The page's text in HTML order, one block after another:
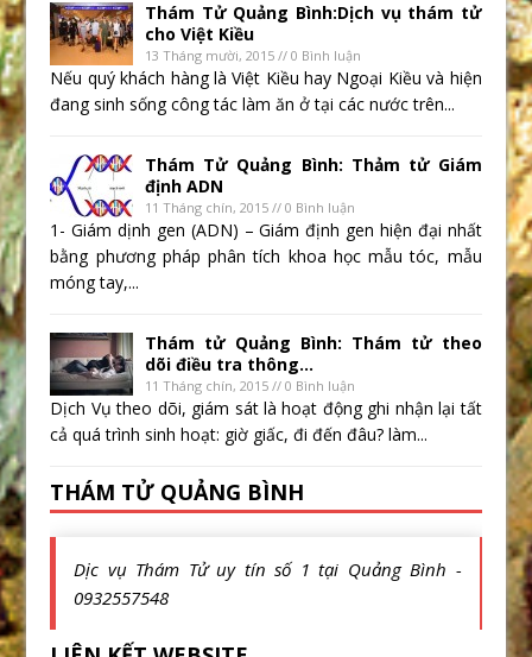
Thám Tử Quảng Bình:Dịch vụ thám tử
cho Việt Kiều
13 Tháng mười, 2015 // 0 Bình luận
Nếu quý khách hàng là Việt Kiều hay Ngoại Kiều và hiện
đang sinh sống công tác làm ăn ở tại các nước trên...
Thám Tử Quảng Bình: Thảm tử Giám
định ADN
11 Tháng chín, 2015 // 0 Bình luận
1- Giám dịnh gen (ADN) – Giám định gen hiện đại nhất
bằng phương pháp phân tích khoa học mẫu tóc, mẫu
móng tay,...
Thám tử Quảng Bình: Thám tử theo
dõi điều tra thông...
11 Tháng chín, 2015 // 0 Bình luận
Dịch Vụ theo dõi, giám sát là hoạt động ghi nhận lại tất
cả quá trình sinh hoạt: giờ giấc, đi đến đâu? làm...
THÁM TỬ QUẢNG BÌNH
Dịc vụ Thám Tử uy tín số 1 tại Quảng Bình -
0932557548